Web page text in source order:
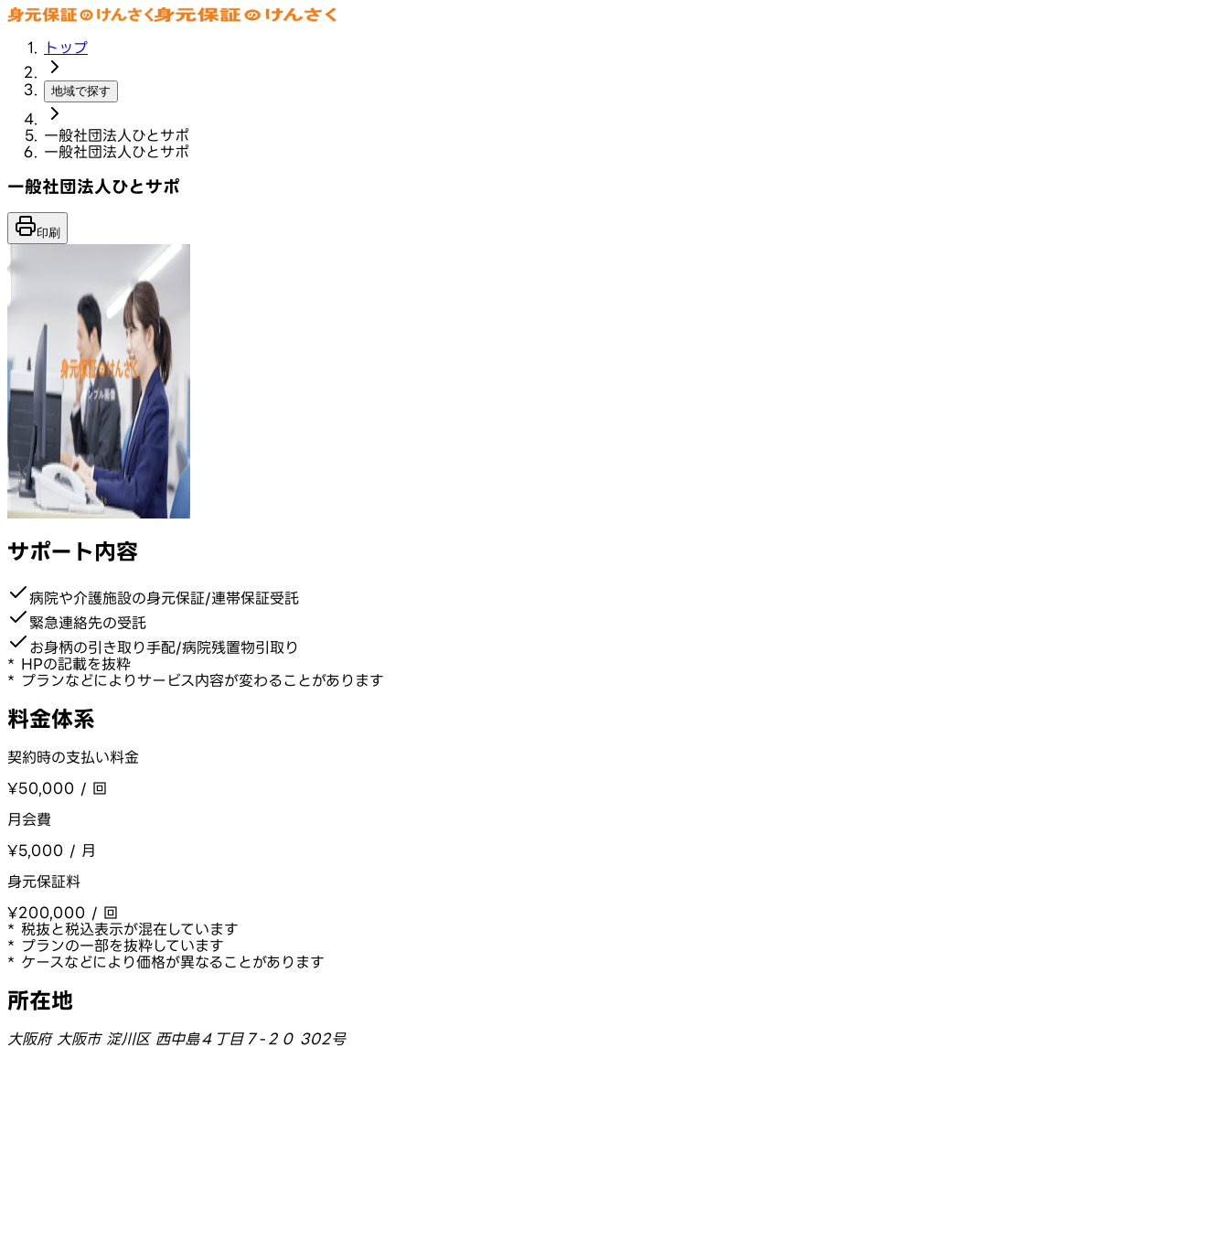
トップ
地域で探す
一般社団法人ひとサポ
一般社団法人ひとサポ
一般社団法人ひとサポ
印刷
サポート内容
病院や介護施設の身元保証/連帯保証受託
緊急連絡先の受託
お身柄の引き取り手配/病院残置物引取り
* HPの記載を抜粋
* プランなどによりサービス内容が変わることがあります
料金体系
契約時の支払い料金
¥50,000 / 回
月会費
¥5,000 / 月
身元保証料
¥200,000 / 回
* 税抜と税込表示が混在しています
* プランの一部を抜粋しています
* ケースなどにより価格が異なることがあります
所在地
大阪府 大阪市 淀川区 西中島４丁目７-２０ 302号